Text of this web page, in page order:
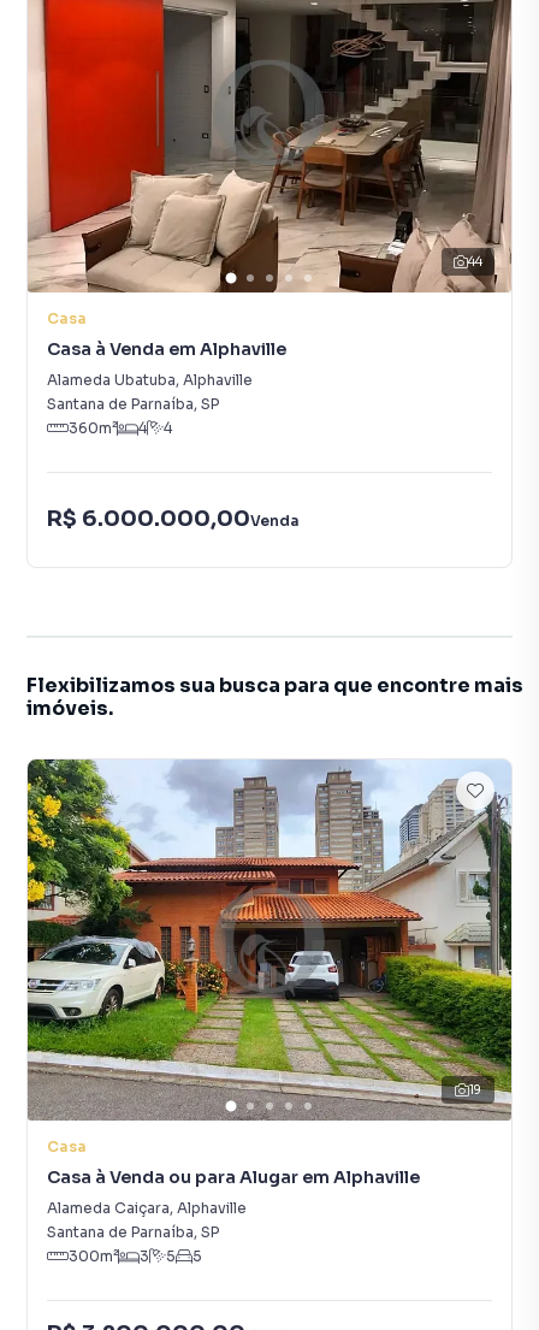
44
Casa
Casa à Venda em Alphaville
Alameda Ubatuba, Alphaville
Santana de Parnaíba, SP
360m² 4 4
R$ 6.000.000,00Venda
Flexibilizamos sua busca para que encontre mais
imóveis.
19
Casa
Casa à Venda ou para Alugar em Alphaville
Alameda Caiçara, Alphaville
Santana de Parnaíba, SP
300m² 3 5 5